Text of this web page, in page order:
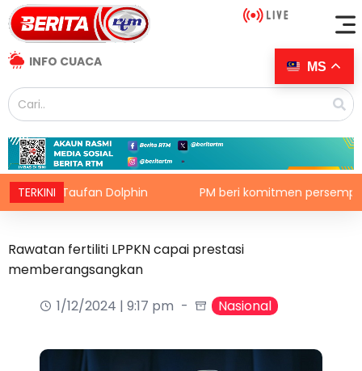
INFO CUACA
TERKINI
Taufan Dolphin PM beri komitmen persempadanan
Rawatan fertiliti LPPKN capai prestasi
memberangsangkan
1/12/2024 | 9:17 pm
Nasional
MS